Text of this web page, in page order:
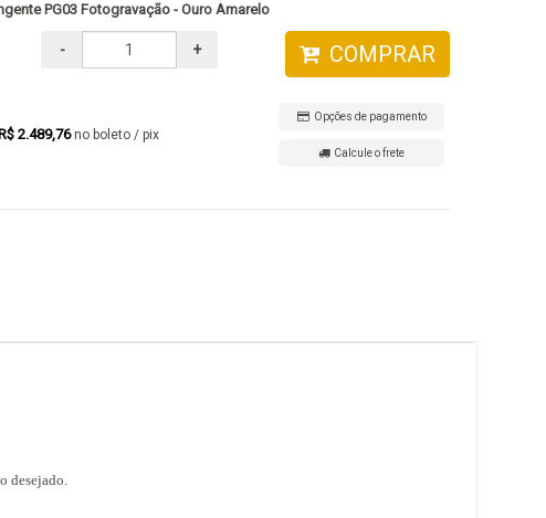
PG03 Fotogravação - Ouro Amarelo
- + COMPRAR
R$ 2.489,76no boleto / pix
Opções de pagamento
Calcule o frete
desejado.